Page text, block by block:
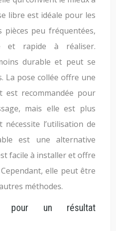
libre est idéale pour les
peu fréquentées,
et rapide à réaliser.
durable et peut se
La pose collée offre une
est recommandée pour
mais elle est plus
l’utilisation de
est une alternative
facile à installer et offre
elle peut être
méthodes.
pour un résultat